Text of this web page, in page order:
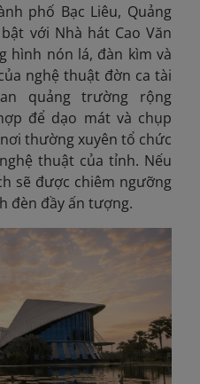
phố Bạc Liêu, Quảng
với Nhà hát Cao Văn
hình nón lá, đàn kìm và
nghệ thuật đờn ca tài
quảng trường rộng
để dạo mát và chụp
thường xuyên tổ chức
thuật của tỉnh. Nếu
sẽ được chiêm ngưỡng
đèn đầy ấn tượng.